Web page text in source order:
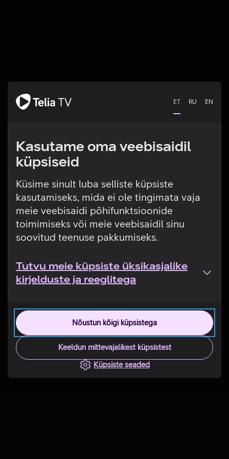
ET RU EN
Kasutame oma veebisaidil
küpsiseid
Küsime sinult luba selliste küpsiste
kasutamiseks, mida ei ole tingimata vaja
meie veebisaidi põhifunktsioonide
toimimiseks või meie veebisaidil sinu
soovitud teenuse pakkumiseks.
Tutvu meie küpsiste üksikasjalike
kirjelduste ja reeglitega
Nõustun kõigi küpsistega
Keeldun mittevajalikest küpsistest
Küpsiste seaded
Tehniline viga